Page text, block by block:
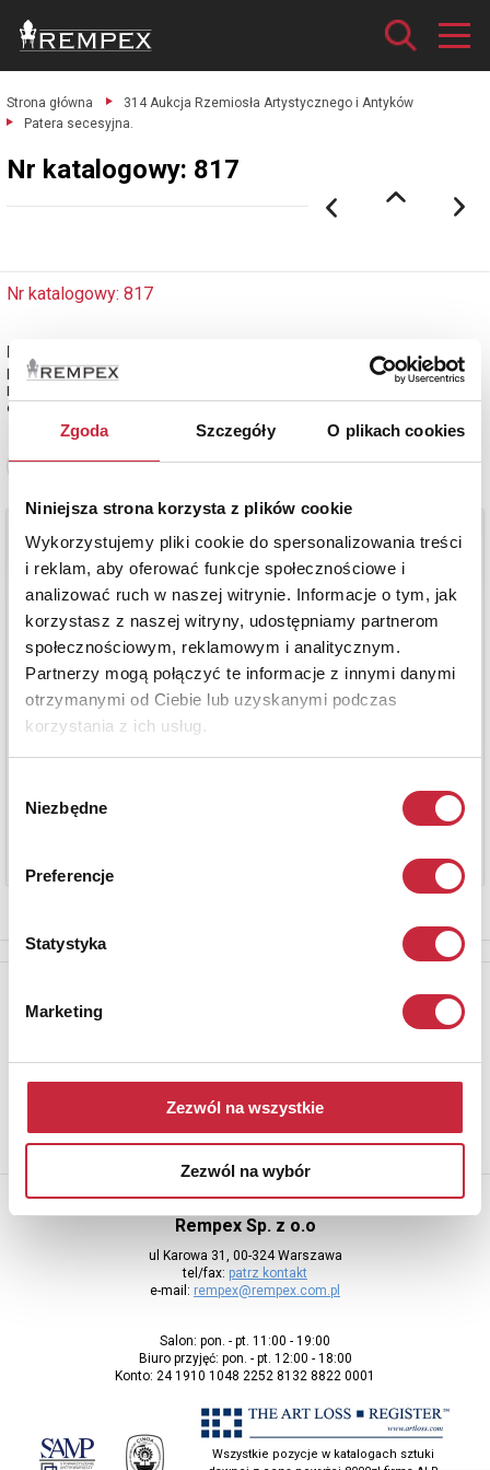
Zgoda Szczegóły O plikach cookies
Niniejsza strona korzysta z plików cookie
Wykorzystujemy pliki cookie do spersonalizowania treści
i reklam, aby oferować funkcje społecznościowe i
analizować ruch w naszej witrynie. Informacje o tym, jak
korzystasz z naszej witryny, udostępniamy partnerom
społecznościowym, reklamowym i analitycznym.
Partnerzy mogą połączyć te informacje z innymi danymi
otrzymanymi od Ciebie lub uzyskanymi podczas
korzystania z ich usług.
zgody
Niezbędne
Preferencje
Statystyka
Marketing
Zezwól na wszystkie
Zezwól na wybór
Strona główna
314 Aukcja Rzemiosła Artystycznego i Antyków
Patera secesyjna.
Nr katalogowy: 817
Nr katalogowy: 817
Patera secesyjna
brąz; wys. 15,5 cm; szer. 25 cm; głęb. 17 cm; nie sygn.
Europa Zachodnia, pocz. XX w.
estymacja: 3 400 - 4 000 zł
Zobacz pełne informacje
Aby otrzymywać informacje o nowych aukcjach, prosimy podać
Rempex Sp. z o.o
ul Karowa 31, 00-324 Warszawa
tel/fax: patrz kontakt
e-mail: rempex@rempex.com.pl
Salon: pon. - pt. 11:00 - 19:00
Biuro przyjęć: pon. - pt. 12:00 - 18:00
Konto: 24 1910 1048 2252 8132 8822 0001
Wszystkie pozycje w katalogach sztuki